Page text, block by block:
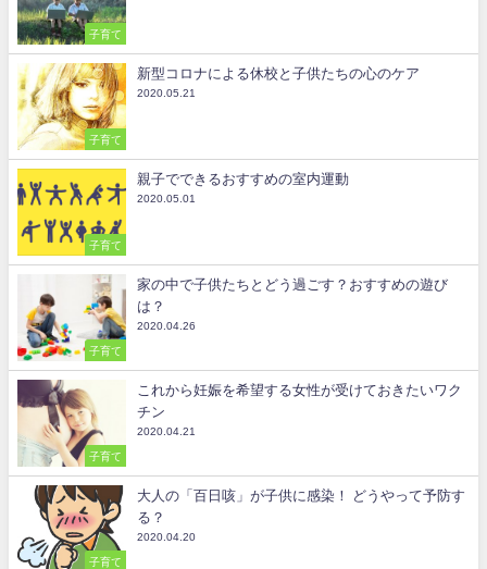
子育て
子育て
新型コロナによる休校と子供たちの心のケア
2020.05.21
子育て
親子でできるおすすめの室内運動
2020.05.01
子育て
家の中で子供たちとどう過ごす？おすすめの遊び
は？
2020.04.26
子育て
これから妊娠を希望する女性が受けておきたいワク
チン
2020.04.21
子育て
大人の「百日咳」が子供に感染！ どうやって予防す
る？
2020.04.20